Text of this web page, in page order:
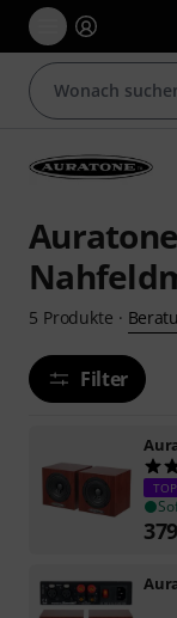
5 Produkte ·
Filter
379